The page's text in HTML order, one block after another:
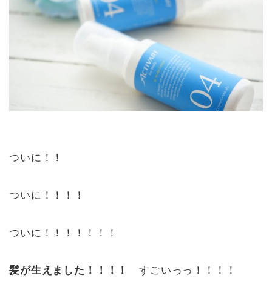
ついに！！
ついに！！！！
ついに！！！！！！！
髪が生えました！！！！ すごいっっ！！！！